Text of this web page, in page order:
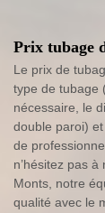
Prix tubage
Le prix de
type de tubage
nécessaire, le
double paroi)
de
n’hésitez pas
Monts, notre
qualité avec le